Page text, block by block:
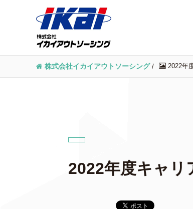
株式会社イカイアウトソーシング/ 2022年
2022年度キャリ